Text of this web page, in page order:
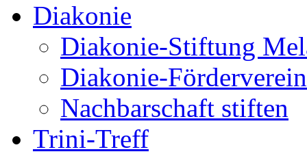
Diakonie
Diakonie-Stiftung
Diakonie-
Nachbarschaft stiften
Trini-Treff